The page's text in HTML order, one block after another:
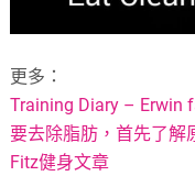
更多：
Training Diary – Erwin
要去除脂肪，首先了解
Fitz健身文章